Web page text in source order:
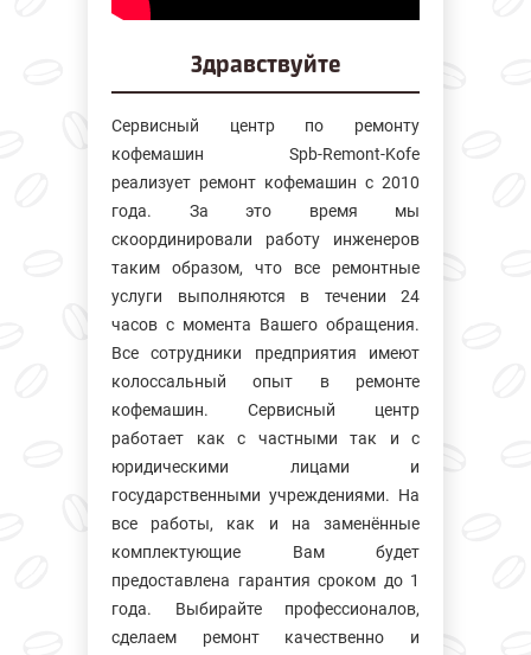
Здравствуйте
Сервисный центр по ремонту
кофемашин Spb-Remont-Kofe
реализует ремонт кофемашин с 2010
года. За это время мы
скоординировали работу инженеров
таким образом, что все ремонтные
услуги выполняются в течении 24
часов с момента Вашего обращения.
Все сотрудники предприятия имеют
колосcальный опыт в ремонте
кофемашин. Сервисный центр
работает как с частными так и с
юридическими лицами и
государственными учреждениями. На
все работы, как и на заменённые
комплектующие Вам будет
предоставлена гарантия сроком до 1
года. Выбирайте профессионалов,
сделаем ремонт качественно и